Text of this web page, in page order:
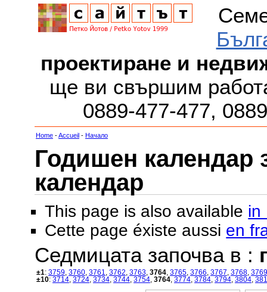
проектиране и
ще ви свършим
0889-477-477,
Home -Accueil - Начало
Годишен календар
календар
This page is also available in
Cette page éxiste aussi en
Седмицата започва в :
±1: 3759 3760 3761 3762 3763 3764 3765 3766 3767 3768 3769
±10: 3714 3724 3734 3744 3754 3764 3774 3784 3794 3804